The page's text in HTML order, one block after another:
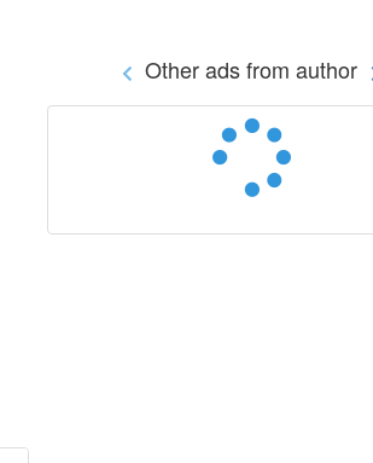
Other ads from author